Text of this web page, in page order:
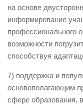
на основе
информирование
профессионального
возможности
способствуя
7) поддержка и
основополагающим
сфере образования,